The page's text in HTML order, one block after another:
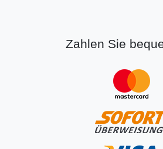
Zahlen Sie